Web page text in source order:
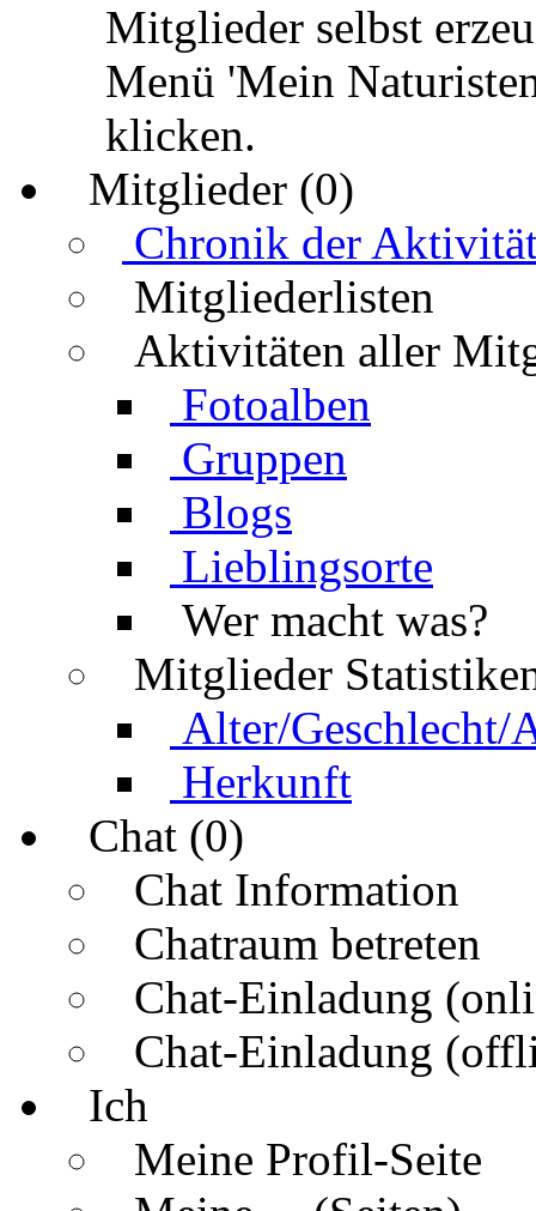
Mitglieder selbst
Menü 'Mein
klicken.
Mitglieder (0)
Chronik der
Mitgliederlisten
Aktivitäten aller
Fotoalben
Gruppen
Blogs
Lieblingsorte
Wer macht was?
Mitglieder
Alter/Geschlecht/
Herkunft
Chat (0)
Chat Information
Chatraum betreten
Chat-Einladung
Chat-Einladung
Ich
Meine Profil-Seite